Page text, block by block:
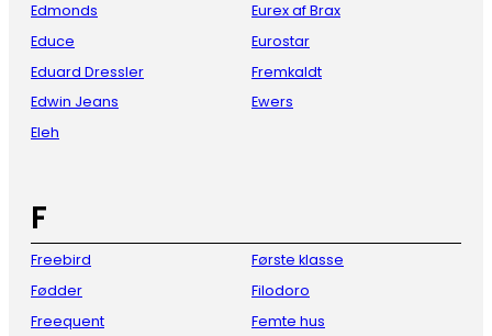
Edmonds
Educe
Eduard Dressler
Edwin Jeans
Eleh
Eurex af Brax
Eurostar
Fremkaldt
Ewers
F
Freebird
Fødder
Freequent
Første klasse
Filodoro
Femte hus